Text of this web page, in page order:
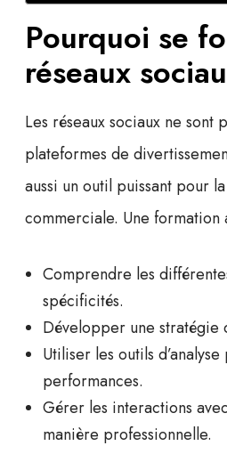
Pourquoi se
réseaux
Les réseaux sociaux ne sont
plateformes de
aussi un outil puissant pour la
commerciale. Une
Comprendre les
spécificités.
Développer une stratégie
Utiliser les outils
performances.
Gérer les interactions
manière professionnelle.